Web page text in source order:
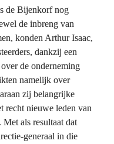
de Bijenkorf nog
de inbreng van
konden Arthur Isaac,
dankzij een
de onderneming
namelijk over
zij belangrijke
recht nieuwe leden van
als resultaat dat
generaal in die